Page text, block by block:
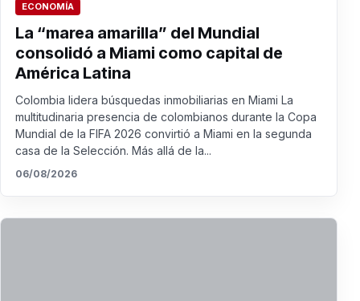
ECONOMÍA
La “marea amarilla” del Mundial
consolidó a Miami como capital de
América Latina
Colombia lidera búsquedas inmobiliarias en Miami La
multitudinaria presencia de colombianos durante la Copa
Mundial de la FIFA 2026 convirtió a Miami en la segunda
casa de la Selección. Más allá de la...
06/08/2026